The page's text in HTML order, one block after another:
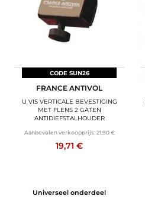
CODE SUN26
FRANCE ANTIVOL
U VIS VERTICALE BEVESTIGING
MET FLENS 2 GATEN
ANTIDIEFSTALHOUDER
Aanbevolen verkoopprijs: 21,90 €
19,71 €
Universeel onderdeel